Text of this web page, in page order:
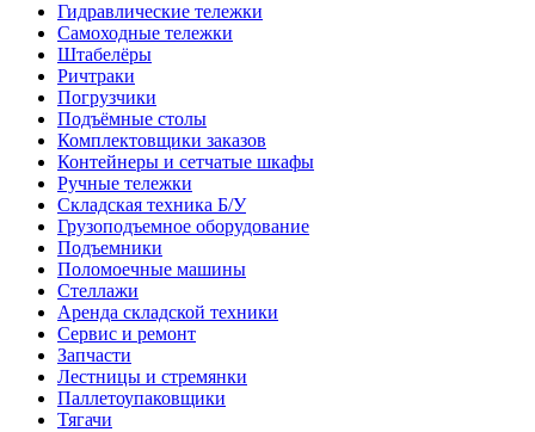
Гидравлические тележки
Самоходные тележки
Штабелёры
Ричтраки
Погрузчики
Подъёмные столы
Комплектовщики заказов
Контейнеры и сетчатые шкафы
Ручные тележки
Складская техника Б/У
Грузоподъемное оборудование
Подъемники
Поломоечные машины
Стеллажи
Аренда складской техники
Сервис и ремонт
Запчасти
Лестницы и стремянки
Паллетоупаковщики
Тягачи